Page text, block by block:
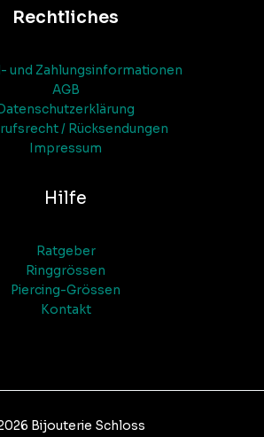
Rechtliches
und Zahlungsinformationen
AGB
Datenschutzerklärung
/ Rücksendungen
Impressum
Hilfe
Ratgeber
Ringgrössen
Piercing-Grössen
Kontakt
Bijouterie Schloss